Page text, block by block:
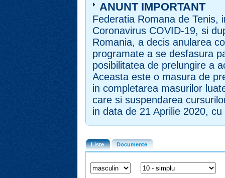
ANUNT IMPORTANT
Federatia Romana de Tenis,
Coronavirus COVID-19, si
Romania, a decis anularea
programate a se desfasura
posibilitatea de prelungire a
Aceasta este o masura de
in completarea masurilor
care si suspendarea
in data de 21 Aprilie 2020,
Liste Documente